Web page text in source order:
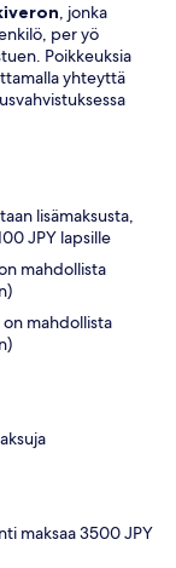
, jonka
per yö
Poikkeuksia
yhteyttä
lisämaksusta,
JPY lapsille
mahdollista
on mahdollista
maksaa 3500 JPY